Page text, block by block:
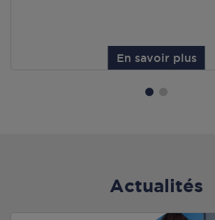
En savoir plus
Actualités